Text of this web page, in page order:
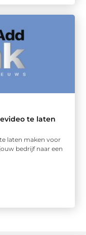
te laten
laten maken voor
bedrijf naar een